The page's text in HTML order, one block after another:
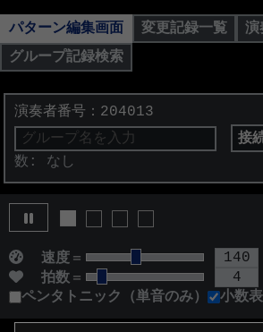
パターン編集画面 変更記録一覧
演
グループ記録検索
演奏者番号： 204013
数: なし
■ □ □ □
速度 ＝
140
拍数 ＝
4
ペンタトニック（単音のみ）
小数